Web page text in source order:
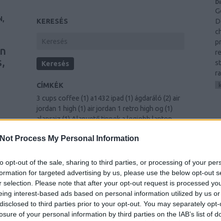
Process My Personal Information
opt-out of the sale, sharing to third parties, or processing of your
for targeted advertising by us, please use the below opt-out
selection. Please note that after your opt-out request is processed
interest-based ads based on personal information utilized by us
to third parties prior to your opt-out. You may separately
of your personal information by third parties on the IAB’s list of
KERESÉS
CÍMKÉK
3 cups coffee (1) a1432 ipad (1) ágdaráló (2) air
jordan 1 high (1) air jordan 1 retro high og (1)
alaprajz(1)Alapvető tippek a legjobb laptop
készpénzért(1)amazing sites(1)
(1)antracit(1)An In-Depth Look To Hiring The
Right Carpet Cleaning Business(1) árak (1)
arany karkötő férfi(1) Artikel Marketing-Tricks
( 1)Auf einfache Weise Ihr Selbstvertrauen
aufbauen(1) Außergewöhnliche Beratung bei
jedem Heimwerkerprojekt (1) autóalkatrész